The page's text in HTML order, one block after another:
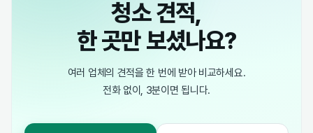
청소 견적,
한 곳만 보셨나요?
여러 업체의 견적을 한 번에 받아 비교하세요.
전화 없이, 3분이면 됩니다.